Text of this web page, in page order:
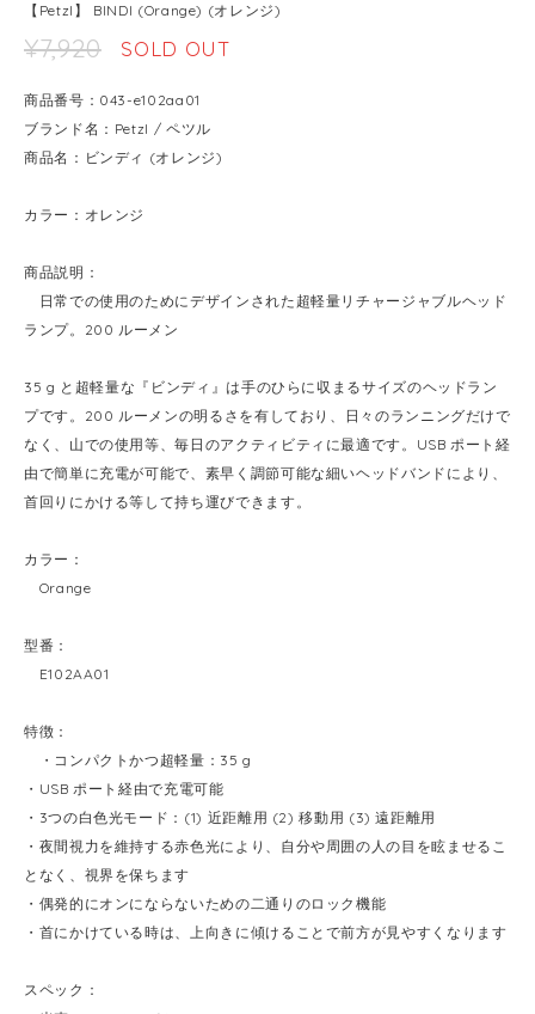
【Petzl】 BINDI (Orange) (オレンジ)
¥7,920 SOLD OUT
商品番号：043-e102aa01
ブランド名：Petzl / ペツル
商品名：ビンディ (オレンジ)
カラー：オレンジ
商品説明：
日常での使用のためにデザインされた超軽量リチャージャブルヘッド
ランプ。200 ルーメン
35 g と超軽量な『ビンディ』は手のひらに収まるサイズのヘッドラン
プです。200 ルーメンの明るさを有しており、日々のランニングだけで
なく、山での使用等、毎日のアクティビティに最適です。USB ポート経
由で簡単に充電が可能で、素早く調節可能な細いヘッドバンドにより、
首回りにかける等して持ち運びできます。
カラー：
Orange
型番：
E102AA01
特徴：
・コンパクトかつ超軽量：35 g
・USB ポート経由で充電可能
・3つの白色光モード：(1) 近距離用 (2) 移動用 (3) 遠距離用
・夜間視力を維持する赤色光により、自分や周囲の人の目を眩ませるこ
となく、視界を保ちます
・偶発的にオンにならないための二通りのロック機能
・首にかけている時は、上向きに傾けることで前方が見やすくなります
スペック：